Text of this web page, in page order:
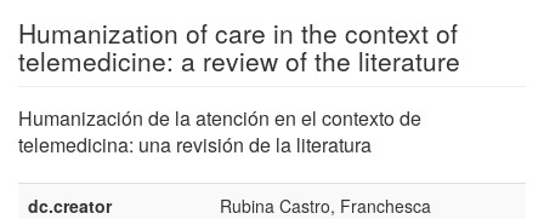
Humanization of care in the context of
telemedicine: a review of the literature
Humanización de la atención en el contexto de
telemedicina: una revisión de la literatura
dc.creator
Rubina Castro, Franchesca